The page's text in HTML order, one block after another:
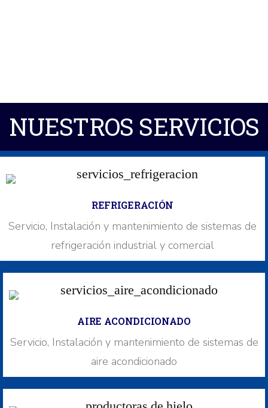
NUESTROS SERVICIOS
REFRIGERACIÓN
Servicio, Instalación y mantenimiento de sistemas de
refrigeración industrial y comercial
AIRE ACONDICIONADO
Servicio, Instalación y mantenimiento de sistemas de
aire acondicionado